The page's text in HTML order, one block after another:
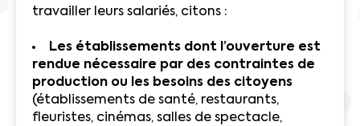
travailler leurs salariés, citons :
Les établissements dont l’ouverture est
rendue nécessaire par des contraintes de
production ou les besoins des citoyens
(établissements de santé, restaurants,
fleuristes, cinémas, salles de spectacle,